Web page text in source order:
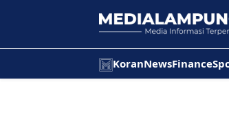
KoranNewsFinance